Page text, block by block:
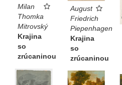
Milan
Thomka
Mitrovský
Krajina
so
zrúcaninou
August
Friedrich
Piepenhagen
Krajina
so
zrúcaninou